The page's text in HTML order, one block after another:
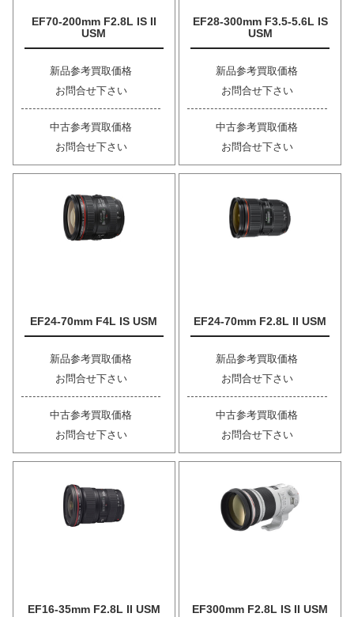
EF70-200mm F2.8L IS II
USM
新品参考買取価格
お問合せ下さい
中古参考買取価格
お問合せ下さい
EF28-300mm F3.5-5.6L IS
USM
新品参考買取価格
お問合せ下さい
中古参考買取価格
お問合せ下さい
EF24-70mm F4L IS USM
新品参考買取価格
お問合せ下さい
中古参考買取価格
お問合せ下さい
EF24-70mm F2.8L II USM
新品参考買取価格
お問合せ下さい
中古参考買取価格
お問合せ下さい
EF16-35mm F2.8L II USM EF300mm F2.8L IS II USM